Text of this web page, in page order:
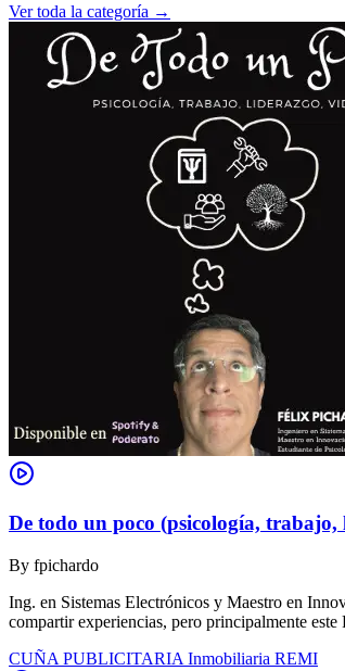
Ver toda la categoría →
De todo un poco (psicología, trabajo,
By fpichardo
Ing. en Sistemas Electrónicos y Maestro en
compartir experiencias, pero principalmente
CUÑA PUBLICITARIA Inmobiliaria REMI